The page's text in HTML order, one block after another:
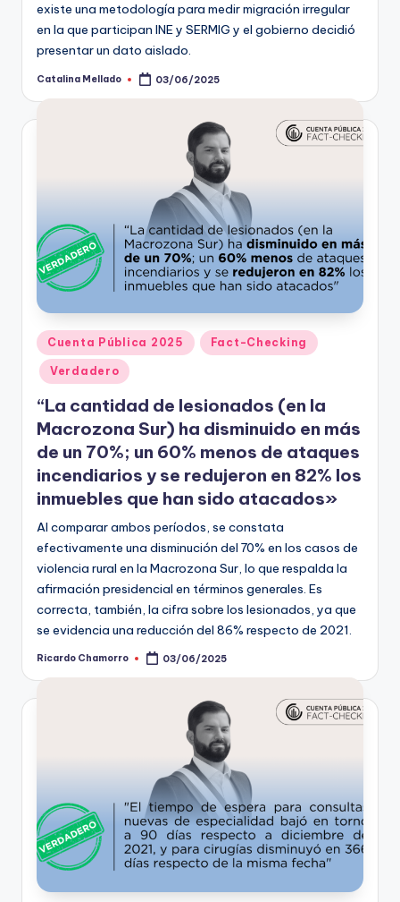
existe una metodología para medir migración irregular
en la que participan INE y SERMIG y el gobierno decidió
presentar un dato aislado.
Publicado
Catalina Mellado 03/06/2025
Publicado
en
Cuenta Pública 2025 Fact-Checking
Verdadero
“La cantidad de lesionados (en la
Macrozona Sur) ha disminuido en más
de un 70%; un 60% menos de ataques
incendiarios y se redujeron en 82% los
inmuebles que han sido atacados»
Al comparar ambos períodos, se constata
efectivamente una disminución del 70% en los casos de
violencia rural en la Macrozona Sur, lo que respalda la
afirmación presidencial en términos generales. Es
correcta, también, la cifra sobre los lesionados, ya que
se evidencia una reducción del 86% respecto de 2021.
Publicado
Ricardo Chamorro 03/06/2025